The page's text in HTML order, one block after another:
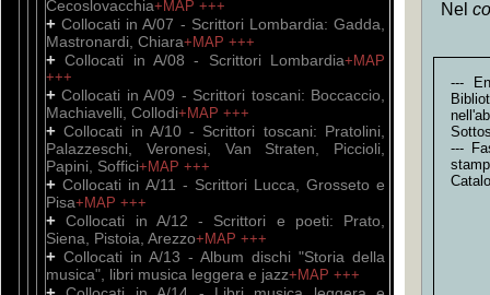
Cecoslovacchia+MAP +++
+Collocati in A/07 - Scrittori Lombardia: Gadda,
Mastronardi, Chiara+MAP +++
+Collocati in A/08 - Scrittori Lombardia+MAP
+++
+Collocati in A/09 - Scrittori toscani: Boccaccio,
Machiavelli, Collodi+MAP +++
+Collocati in A/10 - Scrittori toscani: Pratolini,
Palazzeschi, Veronesi, Van Straten, Piccioli,
Papini, Soffici+MAP +++
+ Collocati in A/11 - Scrittori Lucca, Grosseto e
Pisa+MAP +++
+Collocati in A/12 - Scrittori e poeti: Prato,
Siena, Pistoia, Arezzo+MAP +++
+ Collocati in A/13 - Album dischi "Storia della
musica", libri musica leggera e jazz+MAP +++
Nel
---
---